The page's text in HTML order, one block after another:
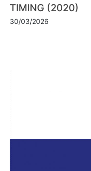
TIMING (2020)
30/03/2026